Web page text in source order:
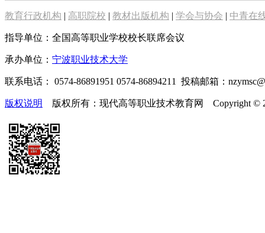
教育行政机构 | 高职院校 | 教材出版机构 | 学会与协会 | 中青在
指导单位：全国高等职业学校校长联席会议
承办单位： 宁波职业技术大学
联系电话： 0574-86891951 0574-86894211 投稿邮箱：
版权说明 版权所有：现代高等职业技术教育网 Copyright ©